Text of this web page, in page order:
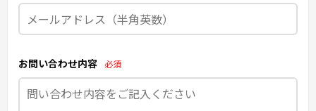
お問い合わせ内容 必須